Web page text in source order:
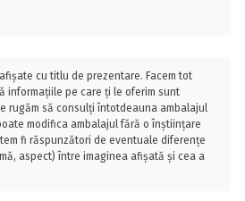
cu titlu de prezentare. Facem tot
informațiile pe care ți le oferim sunt
rugăm să consulți întotdeauna ambalajul
modifica ambalajul fără o înștiințare
fi răspunzători de eventuale diferențe
aspect) între imaginea afișată și cea a